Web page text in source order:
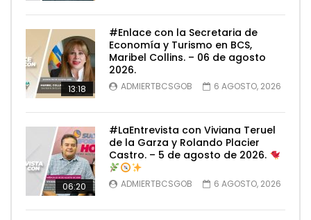
13:18
#Enlace con la Secretaria de
Economía y Turismo en BCS,
Maribel Collins. – 06 de agosto
2026.
ADMIERTBCSGOB 6 AGOSTO, 2026
06:20
#LaEntrevista con Viviana Teruel
de la Garza y Rolando Placier
Castro. – 5 de agosto de 2026.
ADMIERTBCSGOB 6 AGOSTO, 2026